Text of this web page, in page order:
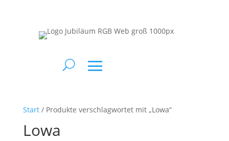
Start/ Produkte verschlagwortet mit „Lowa“
Lowa